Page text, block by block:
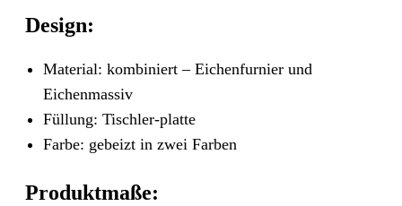
Design:
Material: kombiniert – Eichenfurnier und
Eichenmassiv
Füllung: Tischler-platte
Farbe: gebeizt in zwei Farben
Produktmaße: